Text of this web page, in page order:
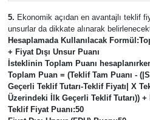
5. Ekonomik açıdan en avantajlı teklif
unsurlar da dikkate alınarak
Hesaplamada Kullanılacak Formül:
+ Fiyat Dışı Unsur Puanı
İsteklinin Toplam Puanı
Toplam Puan = (Teklif Tam Puanı -
Geçerli Teklif Tutarı-Teklif Fiyatı| X
Üzerindeki İlk Geçerli Teklif Tutarı)) +
Teklif Fiyat Puanı:50